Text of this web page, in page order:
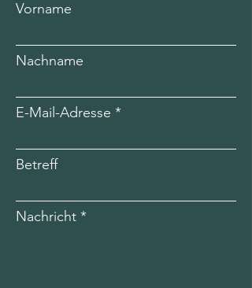
Vorname
Nachname
E-Mail-Adresse
Betreff
Nachricht